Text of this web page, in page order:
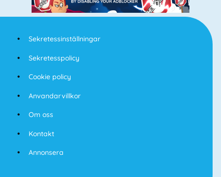
Sekretessinställningar
Sekretesspolicy
Cookie policy
Anvandarvillkor
Om oss
Kontakt
Annonsera